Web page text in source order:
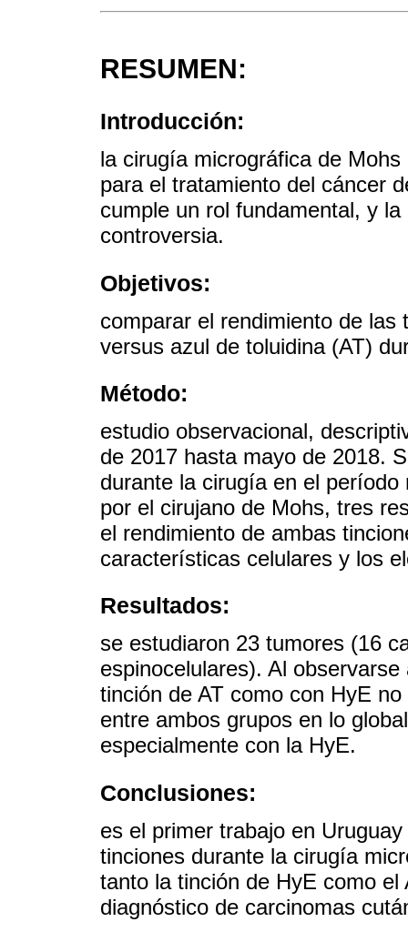
RESUMEN:
Introducción:
la cirugía micrográfica de
para el tratamiento del cáncer
cumple un rol fundamental, y
controversia.
Objetivos:
comparar el rendimiento de
versus azul de toluidina (AT)
Método:
estudio observacional,
de 2017 hasta mayo de 2018.
durante la cirugía en el
por el cirujano de Mohs, tres
el rendimiento de ambas
características celulares y los
Resultados:
se estudiaron 23 tumores (16
espinocelulares). Al
tinción de AT como con HyE
entre ambos grupos en lo
especialmente con la HyE.
Conclusiones:
es el primer trabajo en
tinciones durante la cirugía
tanto la tinción de HyE como
diagnóstico de carcinomas